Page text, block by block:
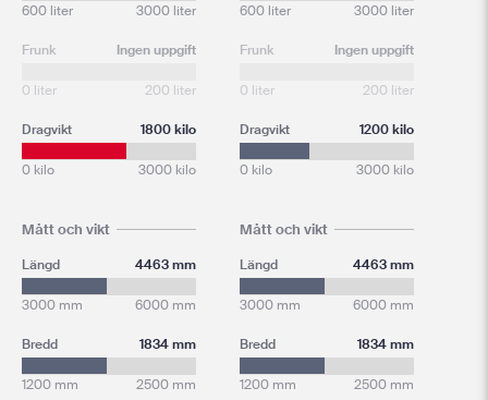
600 liter 3000 liter
Frunk Ingen uppgift
0 liter 200 liter
Dragvikt 1800 kilo
0 kilo 3000 kilo
Mått och vikt
Längd 4463 mm
3000 mm 6000 mm
Bredd 1834 mm
1200 mm 2500 mm
600 liter 3000 liter
Frunk Ingen uppgift
0 liter 200 liter
Dragvikt 1200 kilo
0 kilo 3000 kilo
Mått och vikt
Längd 4463 mm
3000 mm 6000 mm
Bredd 1834 mm
1200 mm 2500 mm